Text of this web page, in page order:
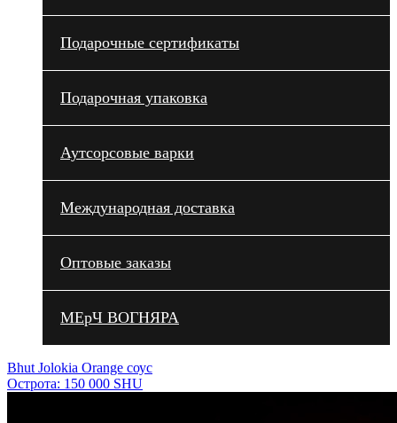
Подарочные сертификаты
Подарочная упаковка
Аутсорсовые варки
Международная доставка
Оптовые заказы
МЕрЧ ВОГНЯРА
Bhut Jolokia Orange соус
Острота: 150 000 SHU